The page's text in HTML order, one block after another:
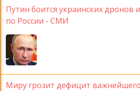
Путин боится украинских дронов
по России - СМИ
Миру грозит дефицит